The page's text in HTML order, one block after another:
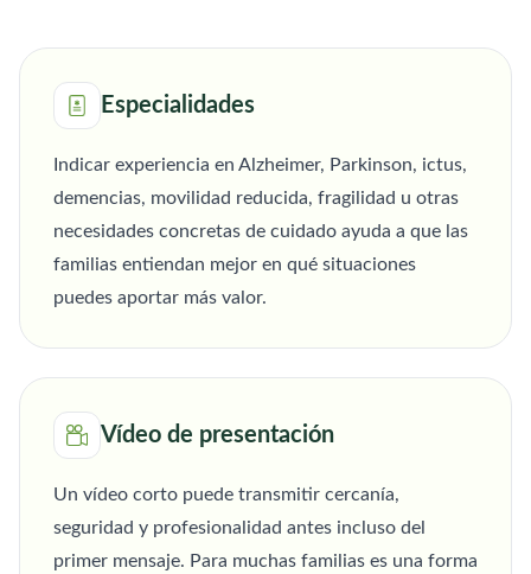
Especialidades
Indicar experiencia en Alzheimer, Parkinson, ictus,
demencias, movilidad reducida, fragilidad u otras
necesidades concretas de cuidado ayuda a que las
familias entiendan mejor en qué situaciones
puedes aportar más valor.
Vídeo de presentación
Un vídeo corto puede transmitir cercanía,
seguridad y profesionalidad antes incluso del
primer mensaje. Para muchas familias es una forma